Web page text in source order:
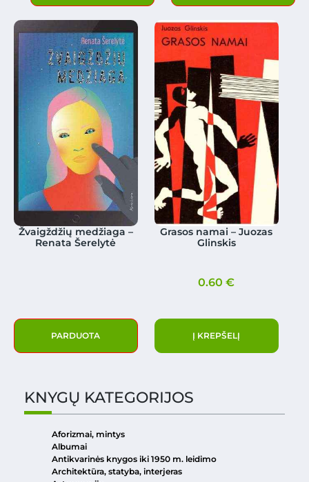
Žvaigždžių medžiaga –
Renata Šerelytė
PARDUOTA
Grasos namai – Juozas
Glinskis
0.60€
Į KREPŠELĮ
KNYGŲ KATEGORIJOS
Aforizmai, mintys
Albumai
Antikvarinės knygos iki 1950 m. leidimo
Architektūra, statyba, interjeras